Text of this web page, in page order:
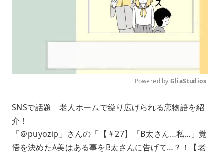
u
e
Powered by GliaStudios
SNSで話題！老人ホームで繰り広げられる恋物語を紹
介！
「＠puyozip」さんの「【＃27】「B太さん…私…」覚
悟を決めたA美はある事をB太さんに告げて…？！【老